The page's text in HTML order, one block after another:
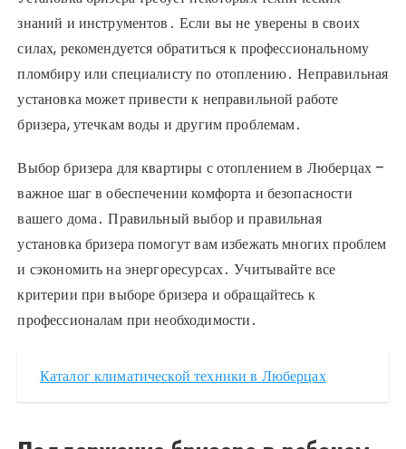
знаний и инструментов․ Если вы не уверены в своих
силах, рекомендуется обратиться к профессиональному
пломбиру или специалисту по отоплению․ Неправильная
установка может привести к неправильной работе
бризера, утечкам воды и другим проблемам․
Выбор бризера для квартиры с отоплением в Люберцах –
важное шаг в обеспечении комфорта и безопасности
вашего дома․ Правильный выбор и правильная
установка бризера помогут вам избежать многих проблем
и сэкономить на энергоресурсах․ Учитывайте все
критерии при выборе бризера и обращайтесь к
профессионалам при необходимости․
Каталог климатической техники в Люберцах